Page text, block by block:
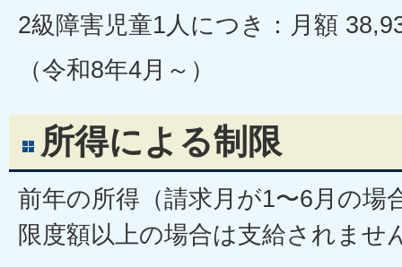
2級障害児童1人につき：月額
（令和8年4月～）
所得による制限
前年の所得（請求月が1〜6月の場
限度額以上の場合は支給されませ